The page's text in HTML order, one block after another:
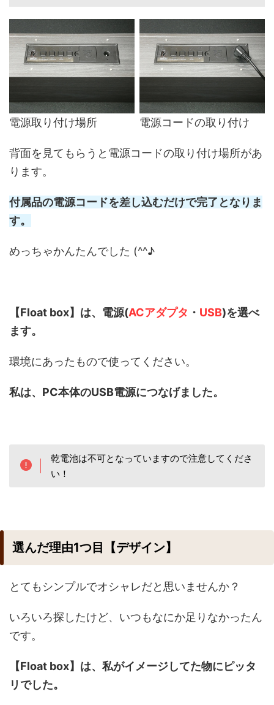
電源取り付け場所 電源コードの取り付け
背面を見てもらうと電源コードの取り付け場所があ
ります。
付属品の電源コードを差し込むだけで完了となりま
す。
めっちゃかんたんでした (^^♪
【Float box】は、電源(ACアダプタ ・ USB)を選べ
ます。
環境にあったもので使ってください。
私は、PC本体のUSB電源につなげました。
乾電池は不可となっていますので注意してくださ
い！
選んだ理由1つ目【デザイン】
とてもシンプルでオシャレだと思いませんか？
いろいろ探したけど、いつもなにか足りなかったん
です。
【Float box】は、私がイメージしてた物にピッタ
リでした。